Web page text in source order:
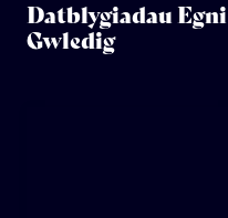
Datblygiadau Egni
Gwledig